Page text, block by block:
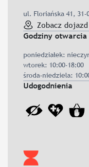
ul. Floriańska 41, 31-
Zobacz dojazd
Godziny otwarcia
poniedziałek:
wtorek: 10:00-18:00
środa-niedziela:
Udogodnienia